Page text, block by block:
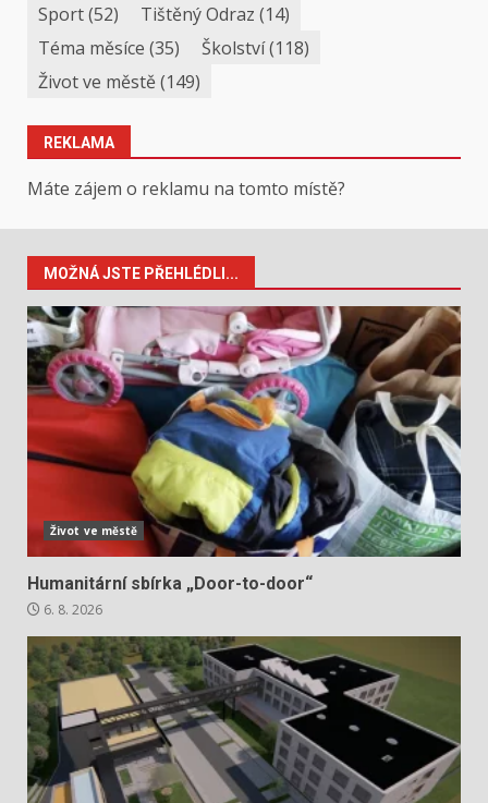
Sport(52) Tištěný Odraz (14)
Téma měsíce (35) Školství(118)
Život ve městě(149)
REKLAMA
Máte zájem o reklamu na tomto místě?
MOŽNÁ JSTE PŘEHLÉDLI...
Život ve městě
Humanitární sbírka „Door-to-door“
6. 8. 2026